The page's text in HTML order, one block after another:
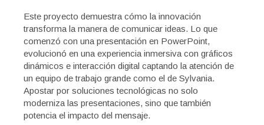
Este proyecto demuestra cómo la innovación
transforma la manera de comunicar ideas. Lo que
comenzó con una presentación en PowerPoint,
evolucionó en una experiencia inmersiva con gráficos
dinámicos e interacción digital captando la atención de
un equipo de trabajo grande como el de Sylvania.
Apostar por soluciones tecnológicas no solo
moderniza las presentaciones, sino que también
potencia el impacto del mensaje.